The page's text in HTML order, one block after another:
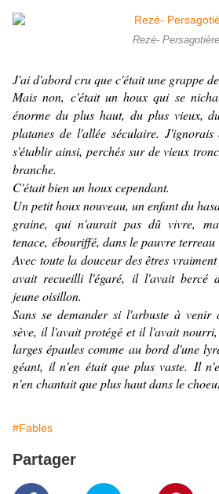
Rezé- Persagotière
J'ai d'abord cru que c'était une grappe
Mais non, c'était un houx qui se
énorme du plus haut, du plus vieux,
platanes de l'allée séculaire.
s'établir ainsi, perchés sur de vieux
branche.
C'était bien un houx cependant.
Un petit houx nouveau, un enfant du
graine, qui n'aurait pas dû vivre,
tenace, ébouriffé, dans le pauvre
Avec toute la douceur des êtres
avait recueilli l'égaré, il l'avait bercé
jeune oisillon.
Sans se demander si l'arbuste à
sève, il l'avait protégé et il l'avait
larges épaules comme au bord d'une
géant, il n'en était que plus vaste. Il
n'en chantait que plus haut dans le
#Fables
Partager